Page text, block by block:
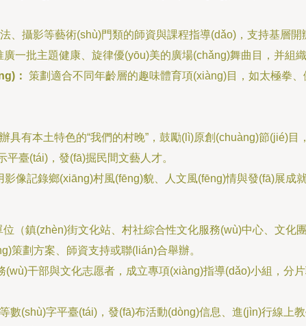
、攝影等藝術(shù)門類的師資與課程指導(dǎo)，支持基層開辦
一批主題健康、旋律優(yōu)美的廣場(chǎng)舞曲目，并組織片
： 策劃適合不同年齡層的趣味體育項(xiàng)目，如太極
有本土特色的“我們的村晚”，鼓勵(lì)原創(chuàng)節(jié)目
平臺(tái)，發(fā)掘民間文藝人才。
像記錄鄉(xiāng)村風(fēng)貌、人文風(fēng)情與發(fā)展成就
（鎮(zhèn)街文化站、村社綜合性文化服務(wù)中心、文化
劃方案、師資支持或聯(lián)合舉辦。
干部與文化志愿者，成立專項(xiàng)指導(dǎo)小組，
數(shù)字平臺(tái)，發(fā)布活動(dòng)信息、進(jìn)行線上教學